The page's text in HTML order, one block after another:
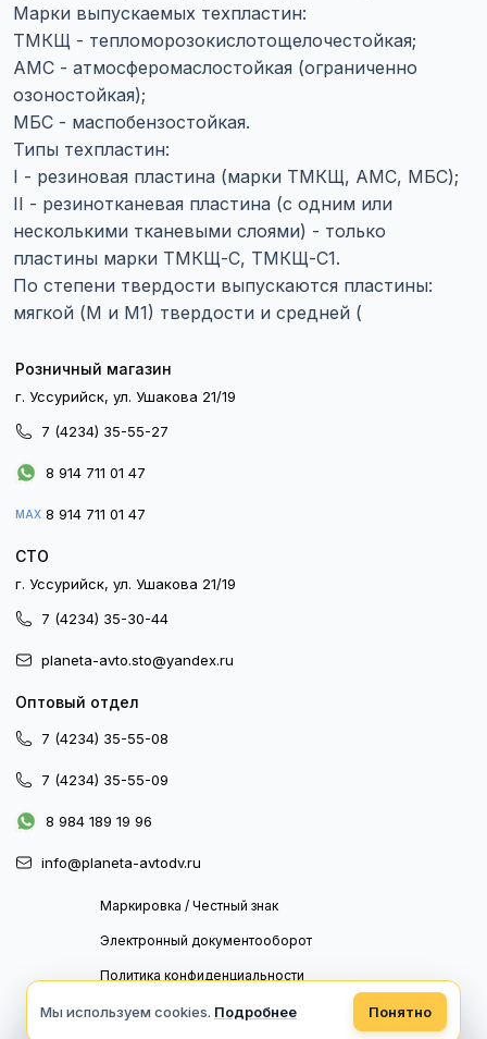
Марки выпускаемых техпластин:
ТМКЩ - тепломорозокислотощелочестойкая;
АМС - атмосферомаслостойкая (ограниченно
озоностойкая);
МБС - маспобензостойкая.
Типы техпластин:
I - резиновая пластина (марки ТМКЩ, АМС, МБС);
II - резинотканевая пластина (с одним или
несколькими тканевыми слоями) - только
пластины марки ТМКЩ-С, ТМКЩ-С1.
По степени твердости выпускаются пластины:
мягкой (М и М1) твердости и средней (
Розничный магазин
г. Уссурийск, ул. Ушакова 21/19
7 (4234) 35-55-27
8 914 711 01 47
MAX 8 914 711 01 47
СТО
г. Уссурийск, ул. Ушакова 21/19
7 (4234) 35-30-44
planeta-avto.sto@yandex.ru
Оптовый отдел
7 (4234) 35-55-08
7 (4234) 35-55-09
8 984 189 19 96
info@planeta-avtodv.ru
Маркировка / Честный знак
Электронный документооборот
Политика конфиденциальности
Политика обработки персональных данных
Мы используем cookies. Подробнее Понятно